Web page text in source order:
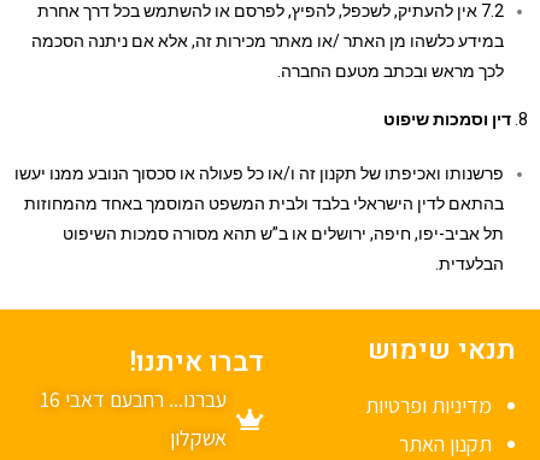
7.2 אין להעתיק, לשכפל, להפיץ, לפרסם או להשתמש בכל דרך אחרת
במידע כלשהו מן האתר /או מאתר מכירות זה, אלא אם ניתנה הסכמה
לכך מראש ובכתב מטעם החברה.
וסמכות שיפוט
פרשנותו ואכיפתו של תקנון זה ו/או כל פעולה או סכסוך הנובע ממנו יעשו
בהתאם לדין הישראלי בלבד ולבית המשפט המוסמך באחד מהמחוזות
תל אביב-יפו, חיפה, ירושלים או ב”ש תהא מסורה סמכות השיפוט
הבלעדית.
שימוש
מדיניות ופרטיות
תקנון האתר
דברו איתנו!
עברנו... רחבעם דאבי 16
אשקלון